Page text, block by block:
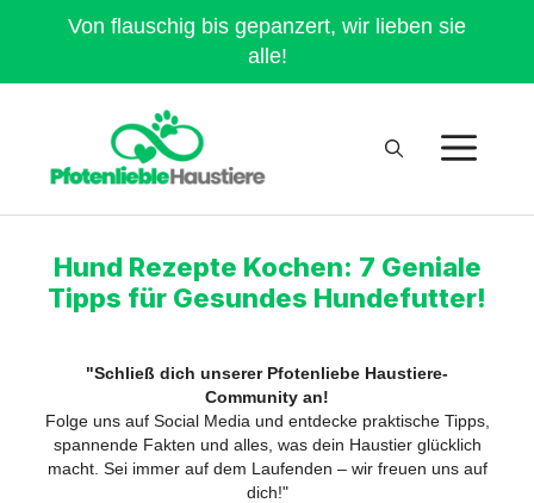
Von flauschig bis gepanzert, wir lieben sie
alle!
Hund Rezepte Kochen: 7 Geniale
Tipps für Gesundes Hundefutter!
"Schließ dich unserer Pfotenliebe Haustiere-
Community an!
Folge uns auf Social Media und entdecke praktische Tipps,
spannende Fakten und alles, was dein Haustier glücklich
macht. Sei immer auf dem Laufenden – wir freuen uns auf
dich!"